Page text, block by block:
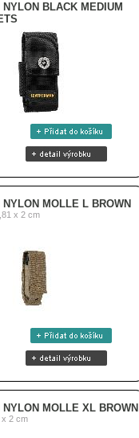
NYLON BLACK MEDIUM
NYLON MOLLE L BROWN
x 2 cm
NYLON MOLLE XL BROWN
x 2 cm